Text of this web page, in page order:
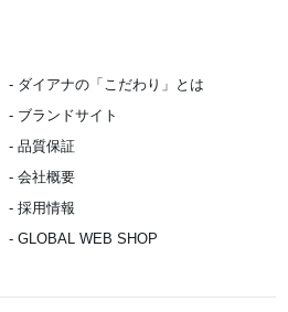
- ダイアナの「こだわり」とは
- ブランドサイト
- 品質保証
- 会社概要
- 採用情報
- GLOBAL WEB SHOP